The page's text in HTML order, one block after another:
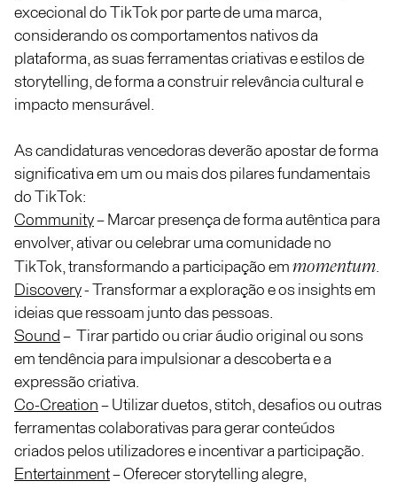
excecional do TikTok por parte de uma marca,
considerando os comportamentos nativos da
plataforma, as suas ferramentas criativas e estilos de
storytelling, de forma a construir relevância cultural e
impacto mensurável.
As candidaturas vencedoras deverão apostar de forma
significativa em um ou mais dos pilares fundamentais
do TikTok:
Community– Marcar presença de forma autêntica para
envolver, ativar ou celebrar uma comunidade no
TikTok, transformando a participação em momentum.
Discovery- Transformar a exploração e os insights em
ideias que ressoam junto das pessoas.
Sound – Tirar partido ou criar áudio original ou sons
em tendência para impulsionar a descoberta e a
expressão criativa.
Co-Creation – Utilizar duetos, stitch, desafios ou outras
ferramentas colaborativas para gerar conteúdos
criados pelos utilizadores e incentivar a participação.
Entertainment– Oferecer storytelling alegre,